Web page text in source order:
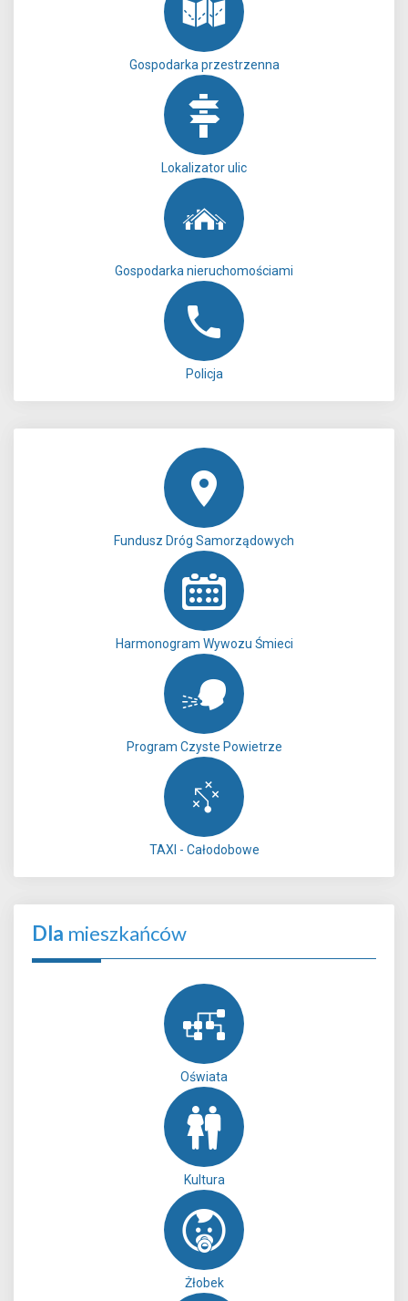
Gospodarka przestrzenna
Lokalizator ulic
Gospodarka nieruchomościami
Policja
Fundusz Dróg Samorządowych
Harmonogram Wywozu Śmieci
Program Czyste Powietrze
TAXI - Całodobowe
Dla mieszkańców
Oświata
Kultura
Żłobek